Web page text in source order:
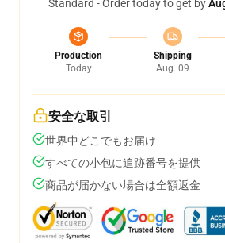
Standard - Order today to get by
Production
Today
Shipping
Aug. 09
安全な取引
世界中どこでもお届け
すべての小包に追跡番号を提供
商品が届かない場合は全額返金